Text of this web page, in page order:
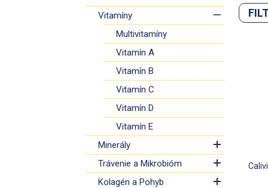
Vitamíny
Multivitamíny
Vitamín A
Vitamín B
Vitamín C
Vitamín D
Vitamín E
Minerály
Trávenie a Mikrobióm
Kolagén a Pohyb
U
Ak
ktoré